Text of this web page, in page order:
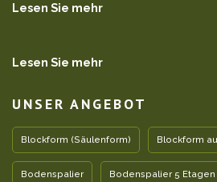
Lesen Sie mehr
Lesen Sie mehr
UNSER ANGEBOT
Blockform (Säulenform) Blockform
Bodenspalier Bodenspalier 5 Etagen